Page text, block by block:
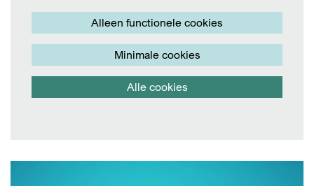
Alleen functionele cookies
Minimale cookies
Alle cookies